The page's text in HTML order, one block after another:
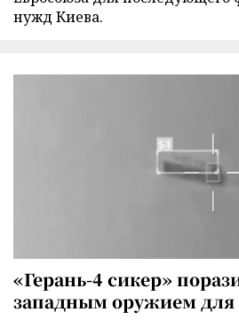
нужд Киева.
«Герань-4 сикер»
западным оружием для